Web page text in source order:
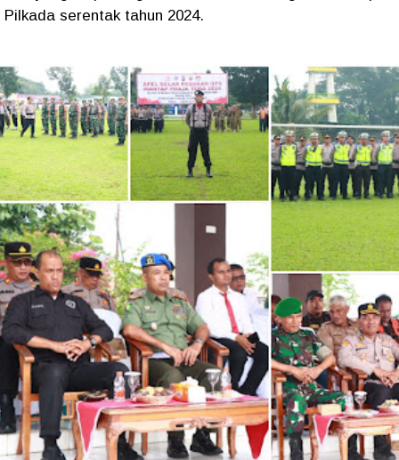
Pilkada serentak tahun 2024.